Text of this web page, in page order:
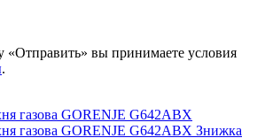
вы принимаете условия
.
Знижка